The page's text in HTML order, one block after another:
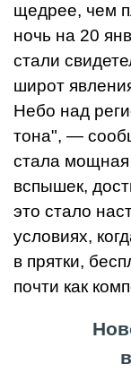
щедрее, чем
ночь на 20
стали
широт
Небо над
тона", —
стала мощная
вспышек,
это стало
условиях,
в прятки,
почти как